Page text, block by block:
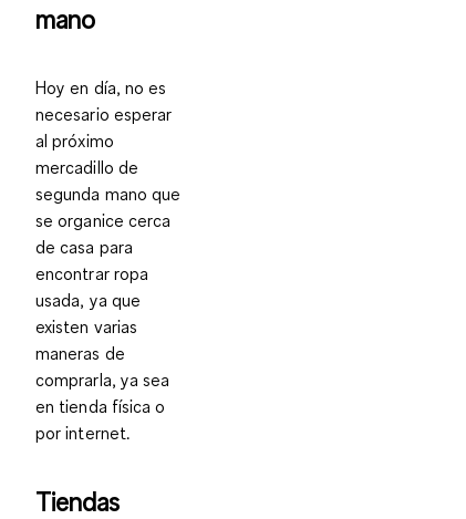
mano
Hoy en día, no es
necesario esperar
al próximo
mercadillo de
segunda mano que
se organice cerca
de casa para
encontrar ropa
usada, ya que
existen varias
maneras de
comprarla, ya sea
en tienda física o
por internet.
Tiendas